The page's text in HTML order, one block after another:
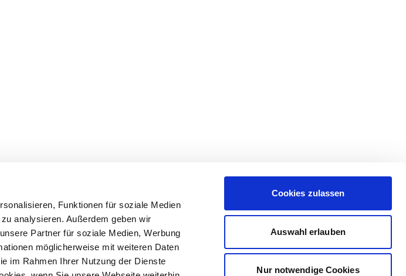
Funktionen für soziale Medien
analysieren. Außerdem geben wir
Partner für soziale Medien, Werbung
möglicherweise mit weiteren Daten
im Rahmen Ihrer Nutzung der Dienste
Cookies zulassen
Auswahl erlauben
Nur notwendige Cookies